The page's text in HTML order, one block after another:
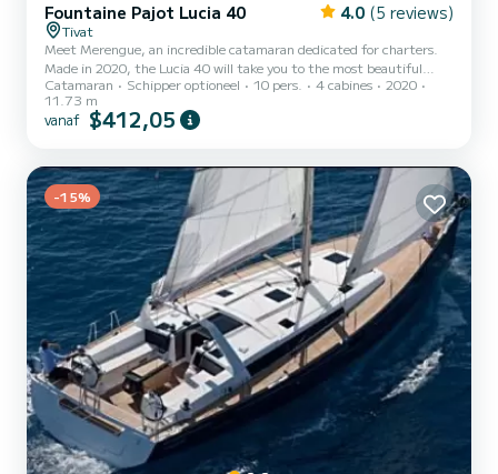
Fountaine Pajot Lucia 40 4.0 (5 reviews)
Tivat
Meet Merengue, an incredible catamaran dedicated for charters.
Made in 2020, the Lucia 40 will take you to the most beautiful
anchorages in Tivat. The catamaran is 12 meters in length with 60
horsepower. The 4 cabins can accommodate 10 passengers when
cruising. Dit Lucia 40 is uitgerust met4 toilets met douche. Deze
Catamaran Schipper optioneel 10 pers. 4 cabines
2020
11.73 m
vanaf $412,05
-15%